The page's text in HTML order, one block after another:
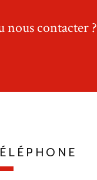
nous contacter ?